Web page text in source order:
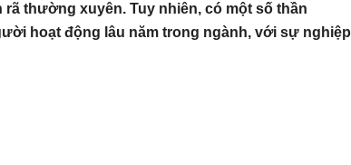
rã thường xuyên. Tuy nhiên, có một số thần
hoạt động lâu năm trong ngành, với sự nghiệp